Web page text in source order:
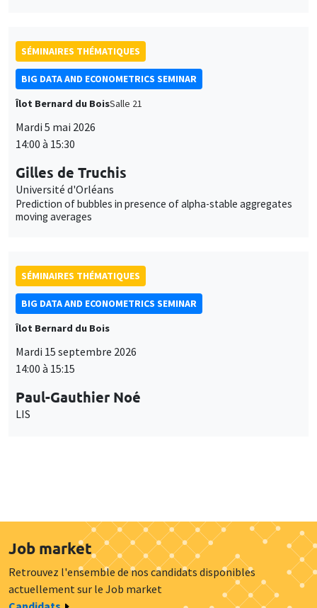
SÉMINAIRES THÉMATIQUES
BIG DATA AND ECONOMETRICS SEMINAR
Îlot Bernard du BoisSalle 21
Mardi 5 mai 2026
14:00 à 15:30
Gilles de Truchis
Université d'Orléans
Prediction of bubbles in presence of alpha-stable aggregates
moving averages
SÉMINAIRES THÉMATIQUES
BIG DATA AND ECONOMETRICS SEMINAR
Îlot Bernard du Bois
Mardi 15 septembre 2026
14:00 à 15:15
Paul-Gauthier Noé
LIS
Job market
Retrouvez l'ensemble de nos candidats disponibles
actuellement sur le Job market